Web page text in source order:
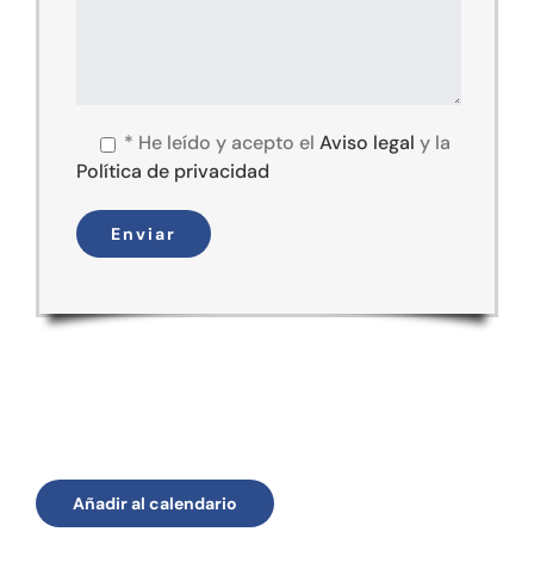
* He leído y acepto el Aviso legal y la
Política de privacidad
Añadir al calendario